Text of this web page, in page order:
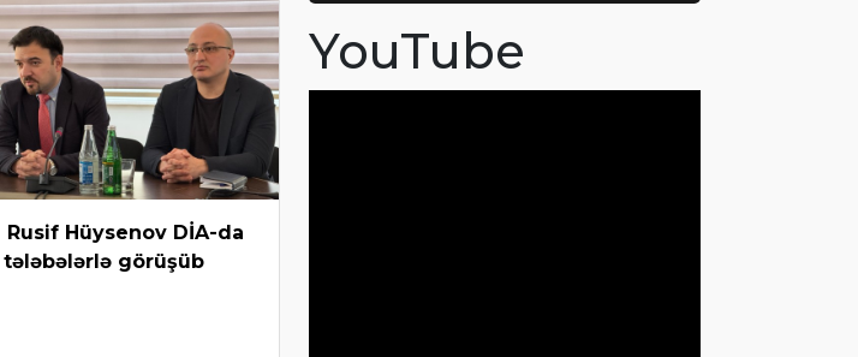
Rusif Hüysenov DİA-da
tələbələrlə görüşüb
YouTube